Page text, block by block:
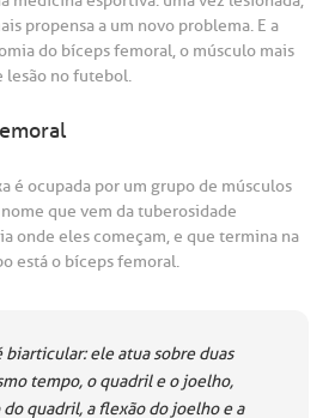
mais
Vista
propensa a um novo problema. E a
do bíceps femoral, o músculo mais
lesão no futebol.
é ocupada por um grupo de músculos
que vem da tuberosidade
onde eles começam, e que termina na
está o bíceps femoral.
biarticular: ele atua sobre duas
tempo, o quadril e o joelho,
quadril, a flexão do joelho e a